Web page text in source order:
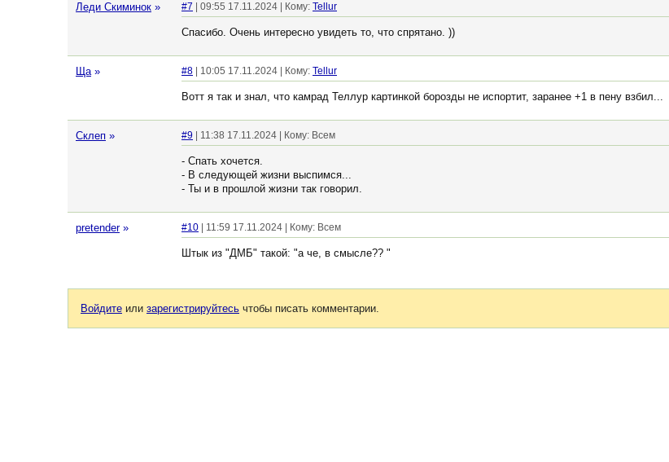
Леди Скиминок » #7 | 09:55 17.11.2024 | Кому: Tellur
Спасибо. Очень интересно увидеть то, что спрятано. ))
Ща » #8 | 10:05 17.11.2024 | Кому: Tellur
Вотт я так и знал, что камрад Теллур картинкой борозды не испортит, заранее +1 в пену взбил...
Склеп » #9 | 11:38 17.11.2024 | Кому: Всем
- Спать хочется.
- В следующей жизни выспимся...
- Ты и в прошлой жизни так говорил.
pretender » #10 | 11:59 17.11.2024 | Кому: Всем
Штык из "ДМБ" такой: "а че, в смысле?? "
Войдите или зарегистрируйтесь чтобы писать комментарии.